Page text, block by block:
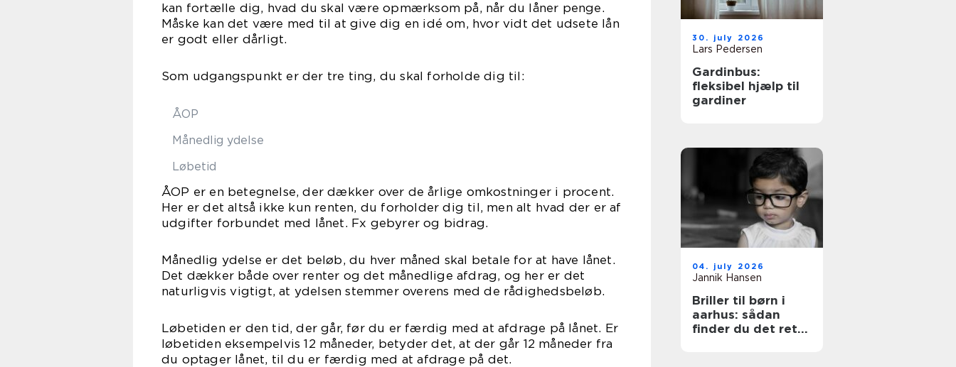
kan fortælle dig, hvad du skal være opmærksom på, når du låner penge.
Måske kan det være med til at give dig en idé om, hvor vidt det udsete lån
er godt eller dårligt.
Som udgangspunkt er der tre ting, du skal forholde dig til:
ÅOP
Månedlig ydelse
Løbetid
ÅOP er en betegnelse, der dækker over de årlige omkostninger i procent.
Her er det altså ikke kun renten, du forholder dig til, men alt hvad der er af
udgifter forbundet med lånet. Fx gebyrer og bidrag.
Månedlig ydelse er det beløb, du hver måned skal betale for at have lånet.
Det dækker både over renter og det månedlige afdrag, og her er det
naturligvis vigtigt, at ydelsen stemmer overens med de rådighedsbeløb.
Løbetiden er den tid, der går, før du er færdig med at afdrage på lånet. Er
løbetiden eksempelvis 12 måneder, betyder det, at der går 12 måneder fra
du optager lånet, til du er færdig med at afdrage på det.
30. july 2026
Lars Pedersen
Gardinbus:
fleksibel hjælp til
gardiner
04. july 2026
Jannik Hansen
Briller til børn i
aarhus: sådan
finder du det rette